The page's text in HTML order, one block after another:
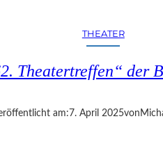
A
B
THEATER
Theatertreffen“ der
am: 7. April 2025von